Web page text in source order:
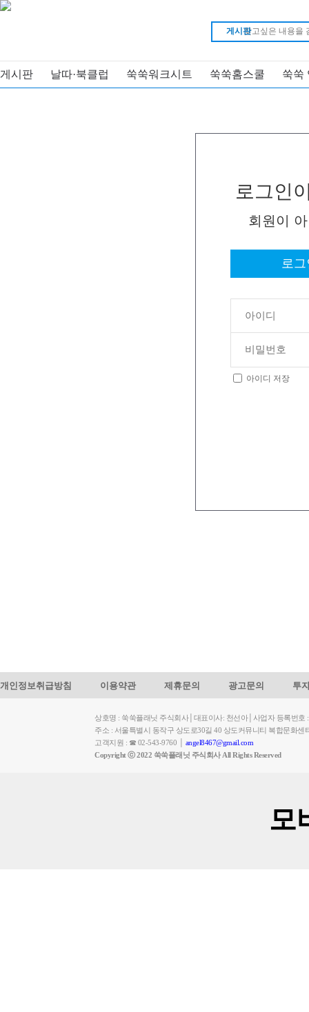
게시판
게시판 날따·북클럽 쑥쑥워크시트 쑥쑥홈스쿨 쑥쑥
로그인
회원이
로
아이디 저장
개인정보취급방침 이용약관 제휴문의 광고문의 투
상호명 : 쑥쑥플래닛 주식회사│대표이사: 천선아│사업자 등록번호
주소 : 서울특별시 동작구 상도로30길 40 상도커뮤니티 복합문화
고객지원 : ☎ 02-543-9760 │ angel8467@gmail.com
Copyright ⓒ 2022 쑥쑥플래닛 주식회사 All Rights Reserved
모